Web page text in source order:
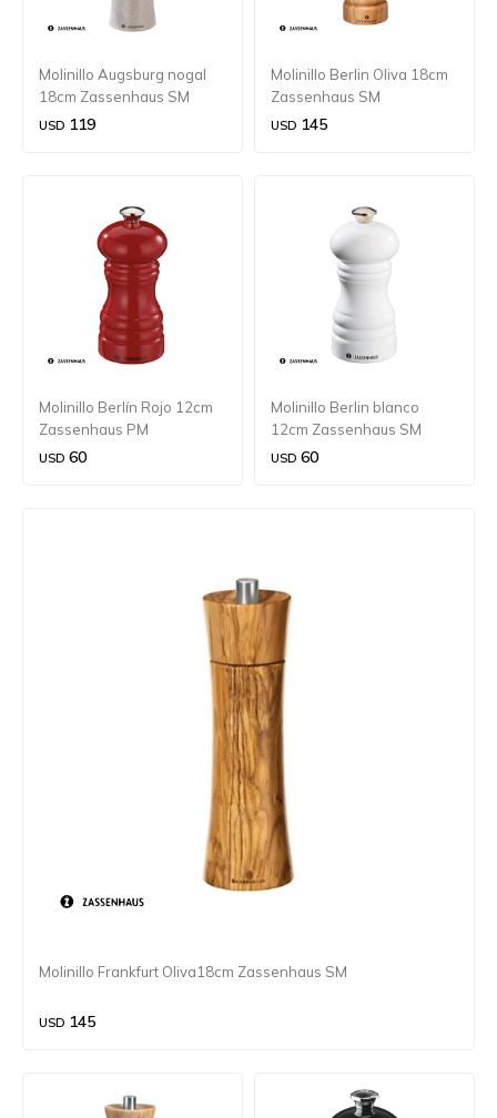
Molinillo Augsburg nogal
18cm Zassenhaus SM
USD 119
Molinillo Berlin Oliva 18cm
Zassenhaus SM
USD 145
Molinillo Berlín Rojo 12cm
Zassenhaus PM
USD 60
Molinillo Berlin blanco
12cm Zassenhaus SM
USD 60
Molinillo Frankfurt Oliva18cm Zassenhaus SM
USD 145